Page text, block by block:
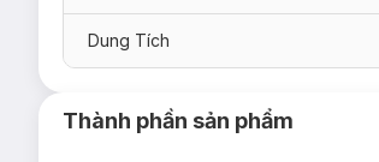
Dung Tích
Thành phần sản phẩm